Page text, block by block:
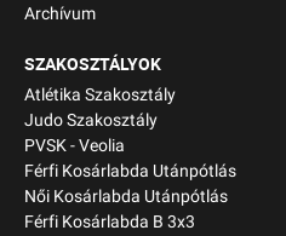
Archívum
SZAKOSZTÁLYOK
Atlétika Szakosztály
Judo Szakosztály
PVSK - Veolia
Férfi Kosárlabda Utánpótlás
Női Kosárlabda Utánpótlás
Férfi Kosárlabda B 3x3